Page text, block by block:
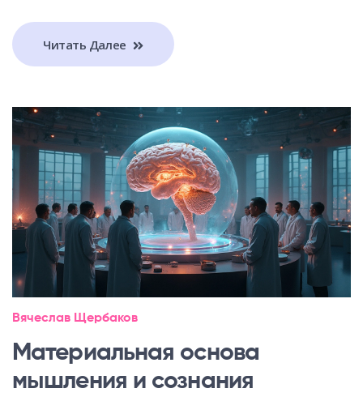
Читать Далее
Вячеслав Щербаков
Материальная основа
мышления и сознания